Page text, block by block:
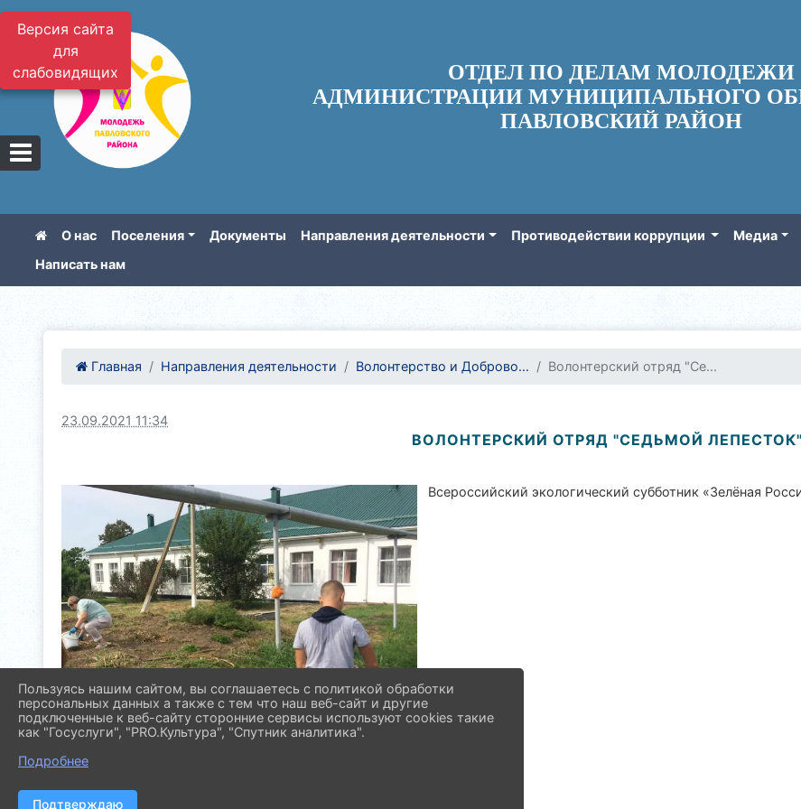
Версия сайта
для
слабовидящих
ОТДЕЛ ПО ДЕЛАМ МОЛОДЕЖИ
АДМИНИСТРАЦИИ МУНИЦИПАЛЬНОГО
ПАВЛОВСКИЙ РАЙОН
О нас Поселения Документы Направления деятельности Противодействии коррупции Медиа
Написать нам
Главная Направления деятельности Волонтерство и Доброво... Волонтерский отряд "Се...
23.09.2021 11:34
ВОЛОНТЕРСКИЙ ОТРЯД "СЕДЬМОЙ ЛЕПЕСТОК"
Всероссийский экологический субботник «Зелёная
Пользуясь нашим сайтом, вы соглашаетесь с политикой обработки
персональных данных а также с тем что наш веб-сайт и другие
подключенные к веб-сайту сторонние сервисы используют cookies такие
как "Госуслуги", "PRO.Культура", "Спутник аналитика".
Подробнее
Подтверждаю